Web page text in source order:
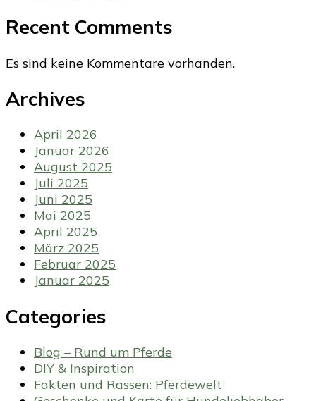
Recent Comments
Es sind keine Kommentare vorhanden.
Archives
April 2026
Januar 2026
August 2025
Juli 2025
Juni 2025
Mai 2025
April 2025
März 2025
Februar 2025
Januar 2025
Categories
Blog – Rund um Pferde
DIY & Inspiration
Fakten und Rassen: Pferdewelt